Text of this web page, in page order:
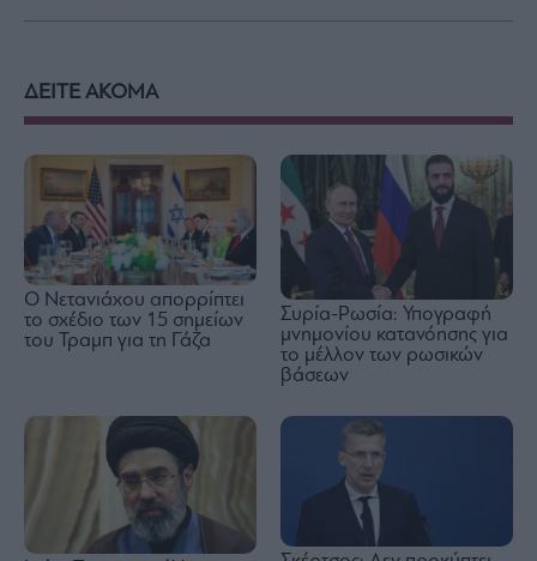
ΔΕΙΤΕ ΑΚΟΜΑ
Ο Νετανιάχου απορρίπτει
το σχέδιο των 15 σημείων
του Τραμπ για τη Γάζα
Συρία-Ρωσία: Υπογραφή
μνημονίου κατανόησης για
το μέλλον των ρωσικών
βάσεων